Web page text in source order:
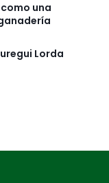
una
Lorda